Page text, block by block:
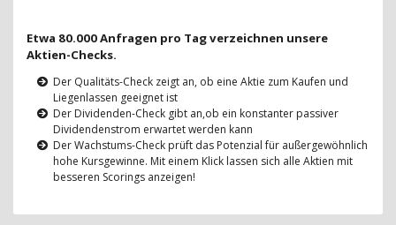
Etwa 80.000 Anfragen pro Tag verzeichnen unsere
Aktien-Checks.
Der Qualitäts-Check zeigt an, ob eine Aktie zum Kaufen und
Liegenlassen geeignet ist
Der Dividenden-Check gibt an,ob ein konstanter passiver
Dividendenstrom erwartet werden kann
Der Wachstums-Check prüft das Potenzial für außergewöhnlich
hohe Kursgewinne. Mit einem Klick lassen sich alle Aktien mit
besseren Scorings anzeigen!